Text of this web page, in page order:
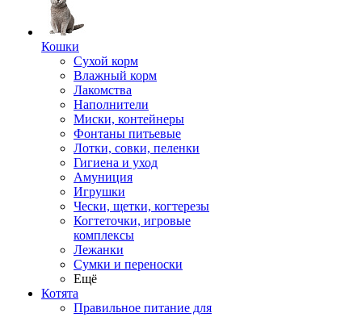
Кошки
Сухой корм
Влажный корм
Лакомства
Наполнители
Миски, контейнеры
Фонтаны питьевые
Лотки, совки, пеленки
Гигиена и уход
Амуниция
Игрушки
Чески, щетки, когтерезы
Когтеточки, игровые
комплексы
Лежанки
Сумки и переноски
Ещё
Котята
Правильное питание для